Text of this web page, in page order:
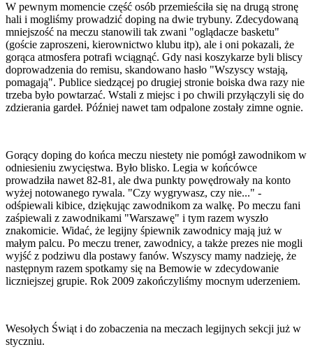
W pewnym momencie część osób przemieściła się na drugą stronę
hali i mogliśmy prowadzić doping na dwie trybuny. Zdecydowaną
mniejszość na meczu stanowili tak zwani "oglądacze basketu"
(goście zaproszeni, kierownictwo klubu itp), ale i oni pokazali, że
gorąca atmosfera potrafi wciągnąć. Gdy nasi koszykarze byli bliscy
doprowadzenia do remisu, skandowano hasło "Wszyscy wstają,
pomagają". Publice siedzącej po drugiej stronie boiska dwa razy nie
trzeba było powtarzać. Wstali z miejsc i po chwili przyłączyli się do
zdzierania gardeł. Później nawet tam odpalone zostały zimne ognie.
Gorący doping do końca meczu niestety nie pomógł zawodnikom w
odniesieniu zwycięstwa. Było blisko. Legia w końcówce
prowadziła nawet 82-81, ale dwa punkty powędrowały na konto
wyżej notowanego rywala. "Czy wygrywasz, czy nie..." -
odśpiewali kibice, dziękując zawodnikom za walkę. Po meczu fani
zaśpiewali z zawodnikami "Warszawę" i tym razem wyszło
znakomicie. Widać, że legijny śpiewnik zawodnicy mają już w
małym palcu. Po meczu trener, zawodnicy, a także prezes nie mogli
wyjść z podziwu dla postawy fanów. Wszyscy mamy nadzieję, że
następnym razem spotkamy się na Bemowie w zdecydowanie
liczniejszej grupie. Rok 2009 zakończyliśmy mocnym uderzeniem.
Wesołych Świąt i do zobaczenia na meczach legijnych sekcji już w
styczniu.